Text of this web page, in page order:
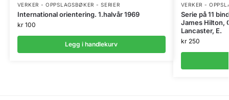
VERKER - OPPSLAGSBØKER - SERIER
International orientering. 1.halvår 1969
kr100
Legg i handlekurv
VERKER -
Serie på 11
James Hilton,
Lancaster, E.
kr250